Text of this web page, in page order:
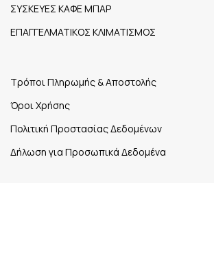
ΣΥΣΚΕΥΕΣ ΚΑΦΕ ΜΠΑΡ
ΕΠΑΓΓΕΛΜΑΤΙΚΟΣ ΚΛΙΜΑΤΙΣΜΟΣ
Τρόποι Πληρωμής & Αποστολής
Όροι Χρήσης
Πολιτική Προστασίας Δεδομένων
Δήλωση για Προσωπικά Δεδομένα